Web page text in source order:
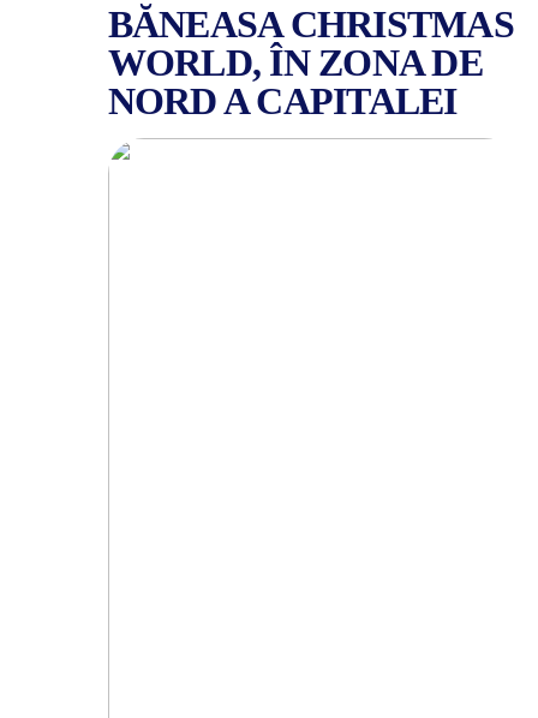
BĂNEASA CHRISTMAS
WORLD, ÎN ZONA DE
NORD A CAPITALEI